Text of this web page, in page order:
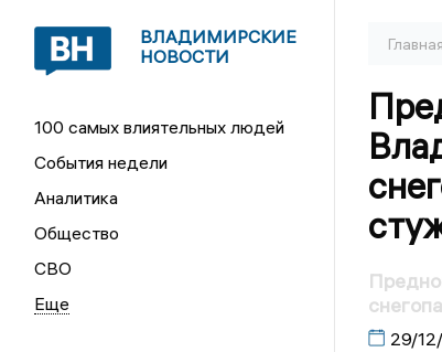
ВЛАДИМИРСКИЕ
НОВОСТИ
100 самых влиятельных людей
События недели
Аналитика
Общество
СВО
Главная
29/